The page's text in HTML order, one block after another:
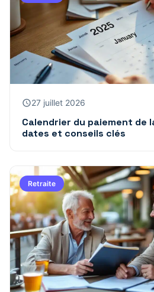
27 juillet 2026
Calendrier du paiement de
dates et conseils clés
Retraite